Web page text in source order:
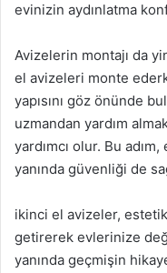
evinizin aydınlatma
Avizelerin montajı da
el avizeleri monte
yapısını göz önünde
uzmandan yardım
yardımcı olur. Bu
yanında güvenliği de
ikinci el avizeler,
getirerek evlerinize
yanında geçmişin